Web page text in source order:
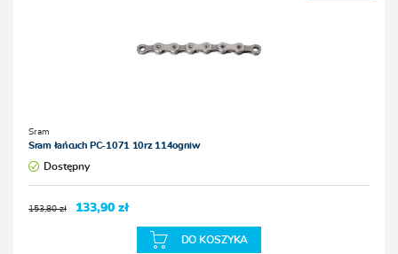
Sram
Sram łańcuch PC-1071 10rz 114ogniw
Dostępny
153,80 zł 133,90 zł
DO KOSZYKA